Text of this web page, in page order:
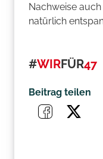
Nachweise
natürlich
#WIRFÜR47
Beitrag teilen